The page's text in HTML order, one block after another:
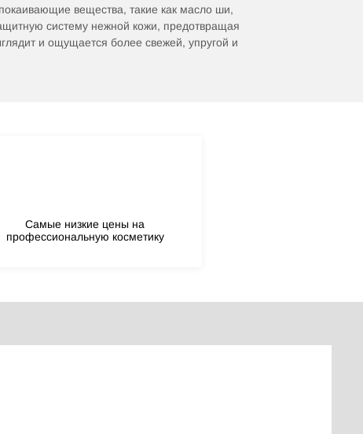
вещества, такие как масло ши,
систему нежной кожи, предотвращая
и ощущается более свежей, упругой и
Самые низкие цены на
профессиональную косметику